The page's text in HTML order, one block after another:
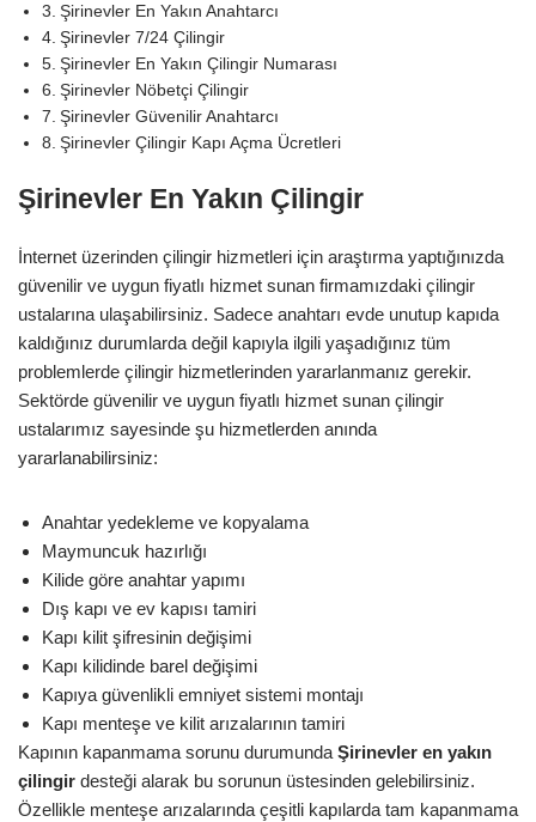
Şirinevler En Yakın Anahtarcı
Şirinevler 7/24 Çilingir
Şirinevler En Yakın Çilingir Numarası
Şirinevler Nöbetçi Çilingir
Şirinevler Güvenilir Anahtarcı
Şirinevler Çilingir Kapı Açma Ücretleri
Şirinevler En Yakın Çilingir
İnternet üzerinden çilingir hizmetleri için araştırma yaptığınızda
güvenilir ve uygun fiyatlı hizmet sunan firmamızdaki çilingir
ustalarına ulaşabilirsiniz. Sadece anahtarı evde unutup kapıda
kaldığınız durumlarda değil kapıyla ilgili yaşadığınız tüm
problemlerde çilingir hizmetlerinden yararlanmanız gerekir.
Sektörde güvenilir ve uygun fiyatlı hizmet sunan çilingir
ustalarımız sayesinde şu hizmetlerden anında
yararlanabilirsiniz:
Anahtar yedekleme ve kopyalama
Maymuncuk hazırlığı
Kilide göre anahtar yapımı
Dış kapı ve ev kapısı tamiri
Kapı kilit şifresinin değişimi
Kapı kilidinde barel değişimi
Kapıya güvenlikli emniyet sistemi montajı
Kapı menteşe ve kilit arızalarının tamiri
Kapının kapanmama sorunu durumunda Şirinevler en yakın
çilingir desteği alarak bu sorunun üstesinden gelebilirsiniz.
Özellikle menteşe arızalarında çeşitli kapılarda tam kapanmama